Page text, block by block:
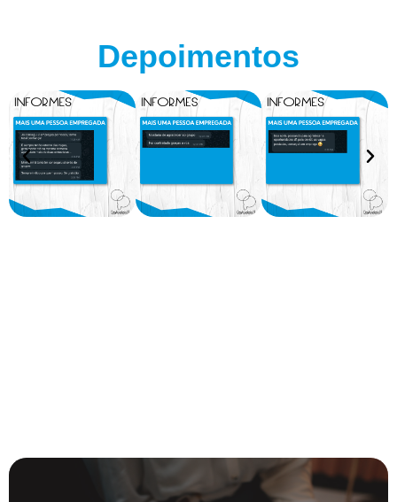
Depoimentos